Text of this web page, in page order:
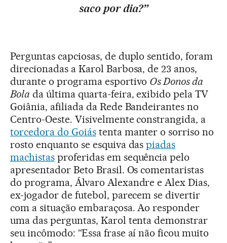
saco por dia?”
Perguntas capciosas, de duplo sentido, foram
direcionadas a Karol Barbosa, de 23 anos,
durante o programa esportivo Os Donos da
Bola da última quarta-feira, exibido pela TV
Goiânia, afiliada da Rede Bandeirantes no
Centro-Oeste. Visivelmente constrangida, a
torcedora do Goiástenta manter o sorriso no
rosto enquanto se esquiva daspiadas
machistasproferidas em sequência pelo
apresentador Beto Brasil. Os comentaristas
do programa, Álvaro Alexandre e Alex Dias,
ex-jogador de futebol, parecem se divertir
com a situação embaraçosa. Ao responder
uma das perguntas, Karol tenta demonstrar
seu incômodo: “Essa frase aí não ficou muito